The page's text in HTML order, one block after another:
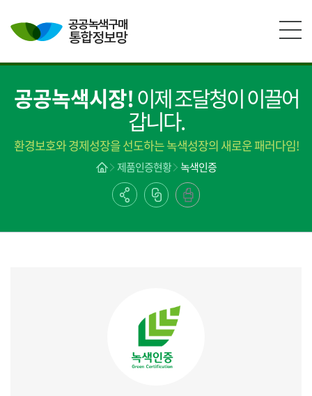
공공녹색시장!이제 조달청이 이끌어
갑니다.
환경보호와 경제성장을 선도하는 녹색성장의 새로운 패러다임!
제품인증현황 녹색인증